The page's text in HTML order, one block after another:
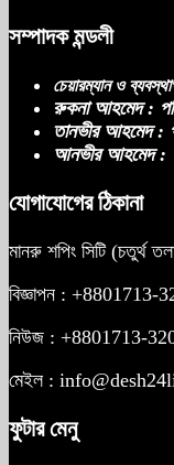
সম্পাদক মন্ডলী
চেয়ারম্যান ও
রুকনা আহমেদ :
তানভীর আহমেদ :
আনভীর আহমেদ :
যোগাযোগের ঠিকানা
মানরু শপিং সিটি (চতুর্থ
বিজ্ঞাপন : +8801713-
নিউজ : +8801713-
মেইল :
ফুটার মেনু